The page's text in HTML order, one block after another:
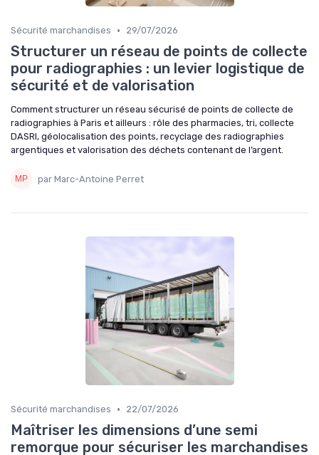
Sécurité marchandises • 29/07/2026
Structurer un réseau de points de collecte
pour radiographies : un levier logistique de
sécurité et de valorisation
Comment structurer un réseau sécurisé de points de collecte de
radiographies à Paris et ailleurs : rôle des pharmacies, tri, collecte
DASRI, géolocalisation des points, recyclage des radiographies
argentiques et valorisation des déchets contenant de l’argent.
par Marc-Antoine Perret
Sécurité marchandises • 22/07/2026
Maîtriser les dimensions d’une semi
remorque pour sécuriser les marchandises